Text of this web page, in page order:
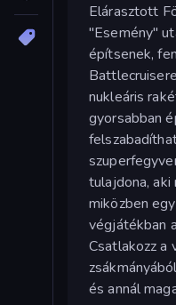
Elárasztott
"Esemény"
építsenek,
nukleáris
gyorsabban
tulajdona,
miközben
végjátékban
Csatlakozz a
és annál